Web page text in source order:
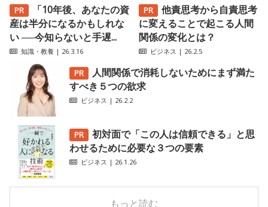
「10年後、あなたの資
産は半分になるかもしれな
い ──今知らないと手遅...
知識・教養 | 26.3.16
他責思考から自責思考
に変えることで起こる人間
関係の変化とは？
ビジネス | 26.2.5
人間関係で消耗しないためにまず満た
すべき５つの欲求
ビジネス | 26.2.2
初対面で「この人は信頼できる」と思
わせるために必要な３つの要素
ビジネス | 26.1.26
もっと読む